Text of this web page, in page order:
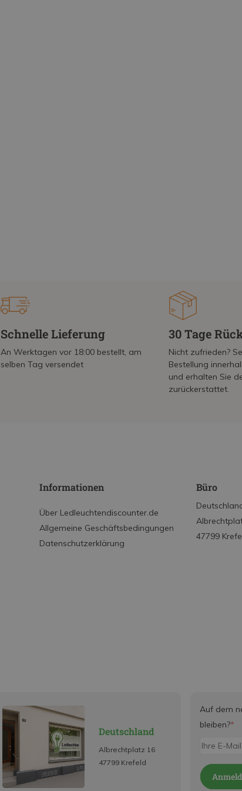
Schnelle Lieferung
An Werktagen vor 18:00 bestellt, am
selben Tag versendet
30 Tage
Nicht zufrieden?
Bestellung
und erhalten Sie
zurückerstattet.
Informationen
Über Ledleuchtendiscounter.de
Allgemeine Geschäftsbedingungen
Datenschutzerklärung
Büro
47799
Deutschland
Albrechtplatz 16
47799 Krefeld
Auf dem
bleiben?*